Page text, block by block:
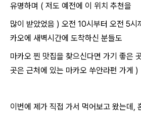
유명하며 ( 저도 예전에 이 위치 추천을
많이 받았었음 ) 오전 10시부터 오전 5시
카오에 새벽시간에 도착하신 분들도
마카오 찐 맛집을 찾으신다면 가기 좋은
곳은 근처에 있는 마카오 쑤안라펀 가게 )
이번에 제가 직접 가서 먹어보고 왔는데,